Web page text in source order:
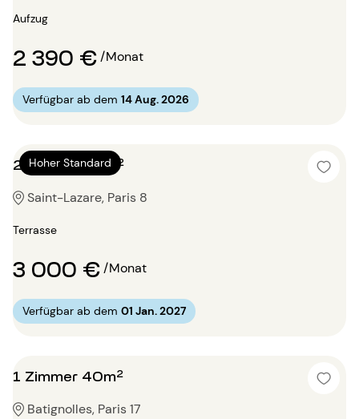
Aufzug
2 390 €/Monat
Verfügbar ab dem 14 Aug. 2026
Hoher Standard
2 Zimmer 70m²
Saint-Lazare, Paris 8
Terrasse
3 000 €/Monat
Verfügbar ab dem 01 Jan. 2027
1 Zimmer 40m²
Batignolles, Paris 17